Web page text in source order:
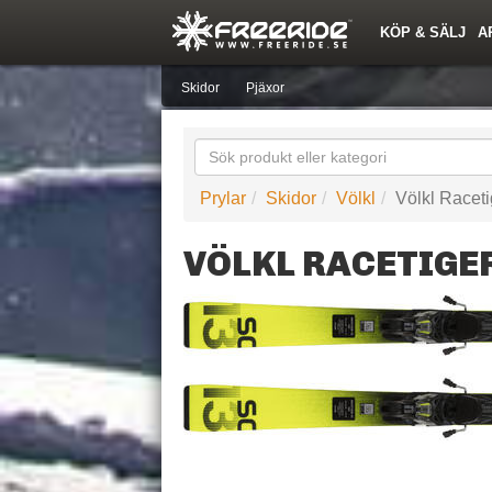
KÖP & SÄLJ
Nyheter Quiz Events
Nya inlägg Forumlista
Snöfallstoppen Topplistor
Skidor Pjäxor
Årets Krasch
Prylar Skidor Völkl Völkl
VÖLKL